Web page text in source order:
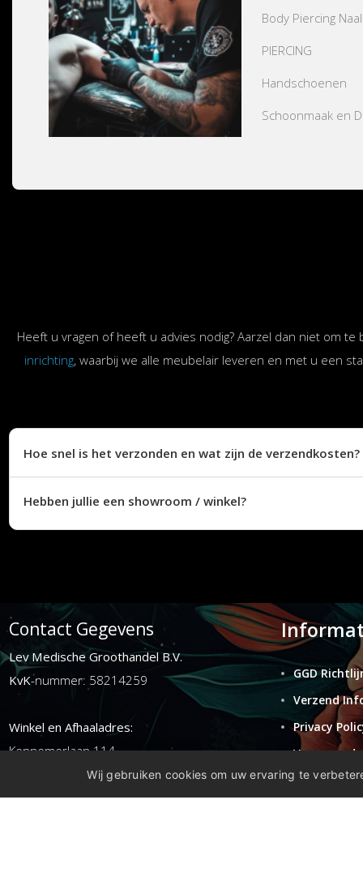
Body Piercing
PIERCING
Handschoenen
Schoonmaak en
Heeft u vragen of heeft u advies nodig? Aarzel dan niet om
inrichting, waarbij we alle meubelair leveren en met u een
Hoe snel is het verzonden en wat zijn de verzendkosten?
Hebben jullie een showroom / winkel?
Contact Gegevens
Lev Medische Groothandel B.V.
KvK-nummer: 58214259
Winkel en Afhaaladres:
Kennemerlaan 114
1972ER ijmuiden
GGD
Verzend
Privacy
Retouren
Wij gebruiken cookies om uw ervaring te